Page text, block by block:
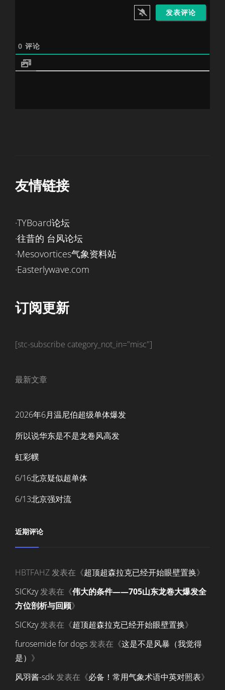
0 评论
友情链接
·TYBoard论坛
·往昔的 台风论坛
·Mesovortices气象资料站
·Easterlywave.com
订阅更新
[stc-subscribe category_not_in="misc"]
最新文章
2026年6月温尼伯超级单体爆发
所以说华东是不是龙卷风高发
虹彩幞
6/16北京疑似超单体
6/13北京强对流
近期评论
HBTFAHZ发表在《超顶超森拉克已经开始眼壁置换》
SICKzy发表在《伟大的条件——705山东龙卷大爆发全
方位剖析与回顾》
SICKzy发表在《超顶超森拉克已经开始眼壁置换》
furosemide for dogs发表在《这是不是风暴（我觉得
是） 》
风羽酱-sdk发表在《必备！常用气象术语中英对照表》